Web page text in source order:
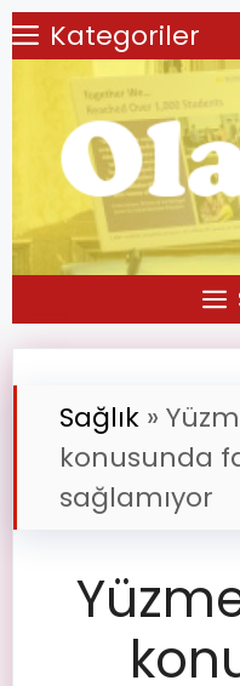
Kategoriler
Sağlık »
konusunda
sağlamıyor